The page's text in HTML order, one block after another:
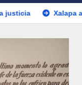
avanza con diálogo: